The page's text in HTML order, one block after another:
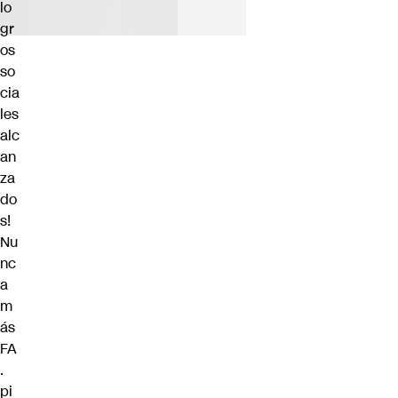
lo
gr
os
so
cia
les
alc
an
za
do
s!
Nu
nc
a
m
ás
FA
.
pi